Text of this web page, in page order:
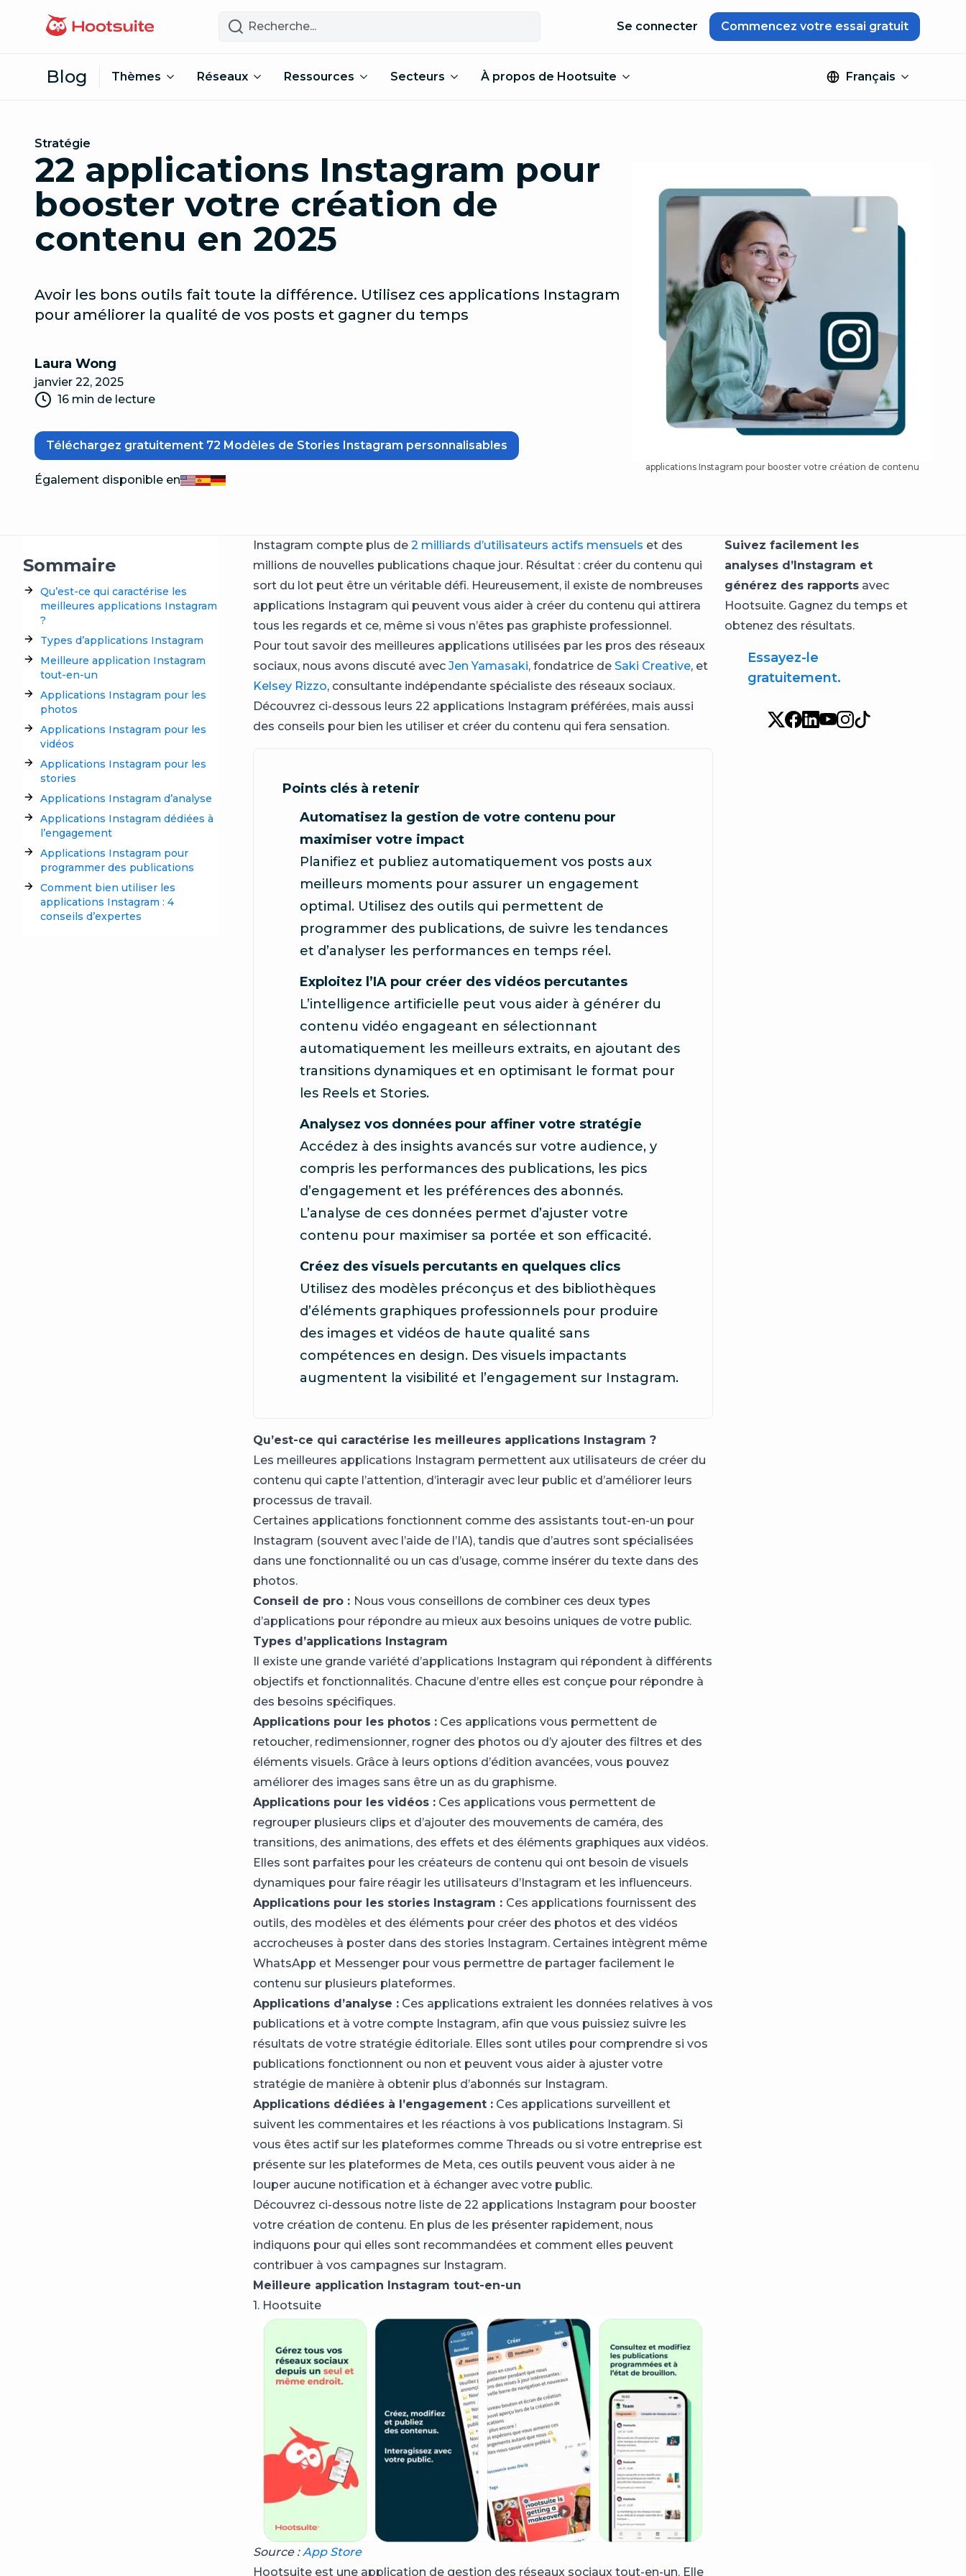
Recherche
Se connecter Commencez votre essai gratuit
Blog Thèmes Réseaux Ressources Secteurs À propos de Hootsuite Français
Stratégie
22 applications Instagram pour
booster votre création de
contenu en 2025
Avoir les bons outils fait toute la différence. Utilisez ces applications Instagram
pour améliorer la qualité de vos posts et gagner du temps
Laura Wong
janvier 22, 2025
16 min de lecture
Téléchargez gratuitement 72 Modèles de Stories Instagram personnalisables
Également disponible enEnglish
Español
Deutsch
applications Instagram pour booster votre création de contenu
Sommaire
Qu’est-ce qui caractérise les
meilleures applications Instagram
?
Types d’applications Instagram
Meilleure application Instagram
tout-en-un
Applications Instagram pour les
photos
Applications Instagram pour les
vidéos
Applications Instagram pour les
stories
Applications Instagram d’analyse
Applications Instagram dédiées à
l’engagement
Applications Instagram pour
programmer des publications
Comment bien utiliser les
applications Instagram : 4
conseils d’expertes
Instagram compte plus de 2 milliards d’utilisateurs actifs mensuels et des
millions de nouvelles publications chaque jour. Résultat : créer du contenu qui
sort du lot peut être un véritable défi. Heureusement, il existe de nombreuses
applications Instagram qui peuvent vous aider à créer du contenu qui attirera
tous les regards et ce, même si vous n’êtes pas graphiste professionnel.
Pour tout savoir des meilleures applications utilisées par les pros des réseaux
sociaux, nous avons discuté avec Jen Yamasaki, fondatrice de Saki Creative, et
Kelsey Rizzo, consultante indépendante spécialiste des réseaux sociaux.
Découvrez ci-dessous leurs 22 applications Instagram préférées, mais aussi
des conseils pour bien les utiliser et créer du contenu qui fera sensation.
Points clés à retenir
Automatisez la gestion de votre contenu pour
maximiser votre impact
Planifiez et publiez automatiquement vos posts aux
meilleurs moments pour assurer un engagement
optimal. Utilisez des outils qui permettent de
programmer des publications, de suivre les tendances
et d’analyser les performances en temps réel.
Exploitez l’IA pour créer des vidéos percutantes
L’intelligence artificielle peut vous aider à générer du
contenu vidéo engageant en sélectionnant
automatiquement les meilleurs extraits, en ajoutant des
transitions dynamiques et en optimisant le format pour
les Reels et Stories.
Analysez vos données pour affiner votre stratégie
Accédez à des insights avancés sur votre audience, y
compris les performances des publications, les pics
d’engagement et les préférences des abonnés.
L’analyse de ces données permet d’ajuster votre
contenu pour maximiser sa portée et son efficacité.
Créez des visuels percutants en quelques clics
Utilisez des modèles préconçus et des bibliothèques
d’éléments graphiques professionnels pour produire
des images et vidéos de haute qualité sans
compétences en design. Des visuels impactants
augmentent la visibilité et l’engagement sur Instagram.
Qu’est-ce qui caractérise les meilleures applications Instagram ?
Les meilleures applications Instagram permettent aux utilisateurs de créer du
contenu qui capte l’attention, d’interagir avec leur public et d’améliorer leurs
processus de travail.
Certaines applications fonctionnent comme des assistants tout-en-un pour
Instagram (souvent avec l’aide de l’IA), tandis que d’autres sont spécialisées
dans une fonctionnalité ou un cas d’usage, comme insérer du texte dans des
photos.
Conseil de pro : Nous vous conseillons de combiner ces deux types
d’applications pour répondre au mieux aux besoins uniques de votre public.
Types d’applications Instagram
Il existe une grande variété d’applications Instagram qui répondent à différents
objectifs et fonctionnalités. Chacune d’entre elles est conçue pour répondre à
des besoins spécifiques.
Applications pour les photos : Ces applications vous permettent de
retoucher, redimensionner, rogner des photos ou d’y ajouter des filtres et des
éléments visuels. Grâce à leurs options d’édition avancées, vous pouvez
améliorer des images sans être un as du graphisme.
Applications pour les vidéos : Ces applications vous permettent de
regrouper plusieurs clips et d’ajouter des mouvements de caméra, des
transitions, des animations, des effets et des éléments graphiques aux vidéos.
Elles sont parfaites pour les créateurs de contenu qui ont besoin de visuels
dynamiques pour faire réagir les utilisateurs d’Instagram et les influenceurs.
Applications pour les stories Instagram : Ces applications fournissent des
outils, des modèles et des éléments pour créer des photos et des vidéos
accrocheuses à poster dans des stories Instagram. Certaines intègrent même
WhatsApp et Messenger pour vous permettre de partager facilement le
contenu sur plusieurs plateformes.
Applications d’analyse : Ces applications extraient les données relatives à vos
publications et à votre compte Instagram, afin que vous puissiez suivre les
résultats de votre stratégie éditoriale. Elles sont utiles pour comprendre si vos
publications fonctionnent ou non et peuvent vous aider à ajuster votre
stratégie de manière à obtenir plus d’abonnés sur Instagram.
Applications dédiées à l’engagement : Ces applications surveillent et
suivent les commentaires et les réactions à vos publications Instagram. Si
vous êtes actif sur les plateformes comme Threads ou si votre entreprise est
présente sur les plateformes de Meta, ces outils peuvent vous aider à ne
louper aucune notification et à échanger avec votre public.
Découvrez ci-dessous notre liste de 22 applications Instagram pour booster
votre création de contenu. En plus de les présenter rapidement, nous
indiquons pour qui elles sont recommandées et comment elles peuvent
contribuer à vos campagnes sur Instagram.
Meilleure application Instagram tout-en-un
1. Hootsuite
Source :App Store
Hootsuite est une application de gestion des réseaux sociaux tout-en-un. Elle
Suivez facilement les
analyses d’Instagram et
générez des rapports avec
Hootsuite. Gagnez du temps et
obtenez des résultats.
Essayez-le
gratuitement.